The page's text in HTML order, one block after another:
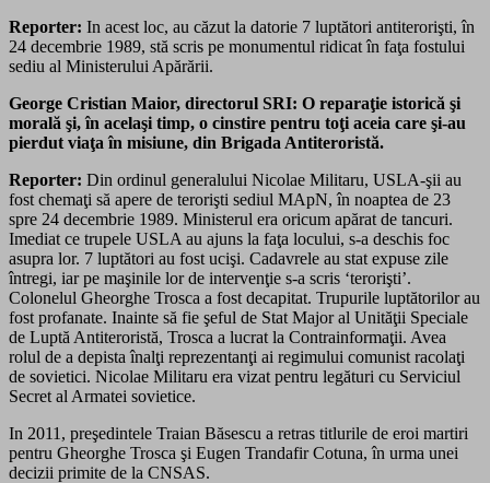
Reporter: In acest loc, au căzut la datorie 7 luptători antiterorişti, în
24 decembrie 1989, stă scris pe monumentul ridicat în faţa fostului
sediu al Ministerului Apărării.
George Cristian Maior, directorul SRI: O reparaţie istorică şi
morală şi, în acelaşi timp, o cinstire pentru toţi aceia care şi-au
pierdut viaţa în misiune, din Brigada Antiteroristă.
Reporter: Din ordinul generalului Nicolae Militaru, USLA-şii au
fost chemaţi să apere de terorişti sediul MApN, în noaptea de 23
spre 24 decembrie 1989. Ministerul era oricum apărat de tancuri.
Imediat ce trupele USLA au ajuns la faţa locului, s-a deschis foc
asupra lor. 7 luptători au fost ucişi. Cadavrele au stat expuse zile
întregi, iar pe maşinile lor de intervenţie s-a scris ‘terorişti’.
Colonelul Gheorghe Trosca a fost decapitat. Trupurile luptătorilor au
fost profanate. Inainte să fie şeful de Stat Major al Unităţii Speciale
de Luptă Antiteroristă, Trosca a lucrat la Contrainformaţii. Avea
rolul de a depista înalţi reprezentanţi ai regimului comunist racolaţi
de sovietici. Nicolae Militaru era vizat pentru legături cu Serviciul
Secret al Armatei sovietice.
In 2011, preşedintele Traian Băsescu a retras titlurile de eroi martiri
pentru Gheorghe Trosca şi Eugen Trandafir Cotuna, în urma unei
decizii primite de la CNSAS.